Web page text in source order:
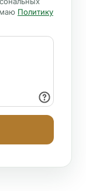
Политику